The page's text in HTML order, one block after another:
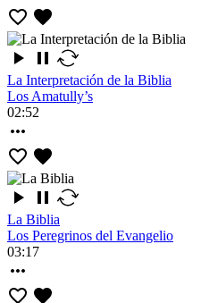
La Interpretación de la Biblia
Los Amatully’s
02:52
La Biblia
Los Peregrinos del Evangelio
03:17